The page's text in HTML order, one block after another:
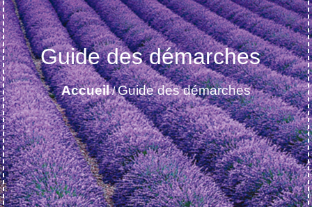
Guide des démarches
Accueil/Guide des démarches